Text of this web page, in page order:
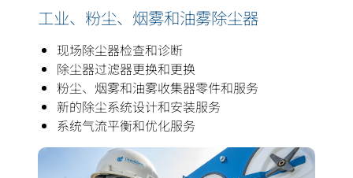
工业、粉尘、烟雾和油雾除尘器
现场除尘器检查和诊断
除尘器过滤器更换和更换
粉尘、烟雾和油雾收集器零件和服务
新的除尘系统设计和安装服务
系统气流平衡和优化服务